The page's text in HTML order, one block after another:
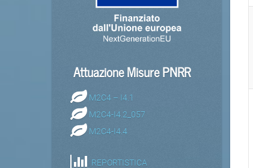
Attuazione Misure PNRR
M2C4 – I4.1
M2C4-I4.2_057
M2C4-I4.4
REPORTISTICA